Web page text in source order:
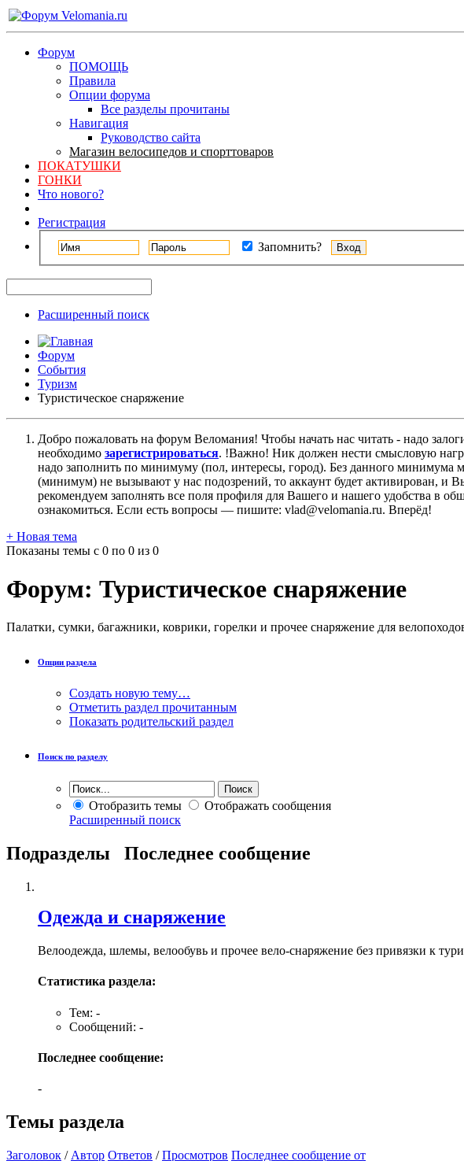
Форум
ПОМОЩЬ
Правила
Опции форума
Все разделы прочитаны
Навигация
Руководство сайта
Магазин велосипедов и спорттоваров
ПОКАТУШКИ
ГОНКИ
Что нового?
Регистрация
Запомнить?
Расширенный поиск
Форум
События
Туризм
Туристическое снаряжение
Добро пожаловать на форум Веломания! Чтобы начать нас читать - надо
необходимо зарегистрироваться. !Важно! Ник должен нести смысловую
надо заполнить по минимуму (пол, интересы, город). Без данного
(минимум) не вызывают у нас подозрений, то аккаунт будет активирован, и
рекомендуем заполнять все поля профиля для Вашего и нашего удобства в
ознакомиться. Если есть вопросы — пишите: vlad@velomania.ru. Вперёд!
+ Новая тема
Показаны темы с 0 по 0 из 0
Форум: Туристическое снаряжение
Палатки, сумки, багажники, коврики, горелки и прочее снаряжение для
Опции раздела
Создать новую тему…
Отметить раздел прочитанным
Показать родительский раздел
Поиск по разделу
Отобразить темы
Отображать сообщения
Расширенный поиск
Подразделы Последнее сообщение
Одежда и снаряжение
Велоодежда, шлемы, велообувь и прочее вело-снаряжение без привязки к
Статистика раздела:
Тем: -
Сообщений: -
Последнее сообщение:
-
Темы раздела
Заголовок / Автор Ответов /Просмотров Последнее сообщение от